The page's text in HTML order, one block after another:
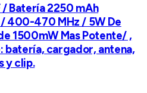
Batería 2250 mAh
400-470 MHz / 5W De
1500mW Mas Potente/ ,
batería, cargador, antena,
y clip.